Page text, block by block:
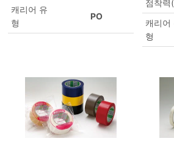
캐리어 유
형
PO
점착력
캐리어
형